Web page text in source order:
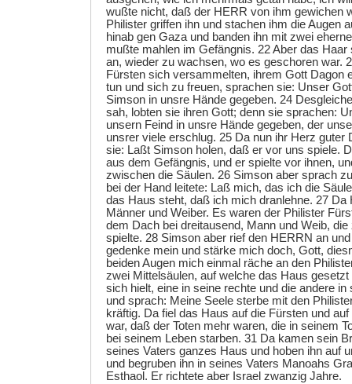
wußte nicht, daß der HERR von ihm gewichen
Philister griffen ihn und stachen ihm die Augen
hinab gen Gaza und banden ihn mit zwei
mußte mahlen im Gefängnis. 22 Aber das Haar
an, wieder zu wachsen, wo es geschoren war.
Fürsten sich versammelten, ihrem Gott Dagon
tun und sich zu freuen, sprachen sie: Unser
Simson in unsre Hände gegeben. 24
sah, lobten sie ihren Gott; denn sie sprachen:
unsern Feind in unsre Hände gegeben, der
unsrer viele erschlug. 25 Da nun ihr Herz guter
sie: Laßt Simson holen, daß er vor uns spiele.
aus dem Gefängnis, und er spielte vor ihnen,
zwischen die Säulen. 26 Simson aber sprach
bei der Hand leitete: Laß mich, das ich die
das Haus steht, daß ich mich dranlehne. 27 Da
Männer und Weiber. Es waren der Philister
dem Dach bei dreitausend, Mann und Weib,
spielte. 28 Simson aber rief den HERRN an
gedenke mein und stärke mich doch, Gott,
beiden Augen mich einmal räche an den
zwei Mittelsäulen, auf welche das Haus
sich hielt, eine in seine rechte und die andere in
und sprach: Meine Seele sterbe mit den
kräftig. Da fiel das Haus auf die Fürsten und
war, daß der Toten mehr waren, die in seinem
bei seinem Leben starben. 31 Da kamen sein
seines Vaters ganzes Haus und hoben ihn auf
und begruben ihn in seines Vaters Manoahs
Esthaol. Er richtete aber Israel zwanzig Jahre.